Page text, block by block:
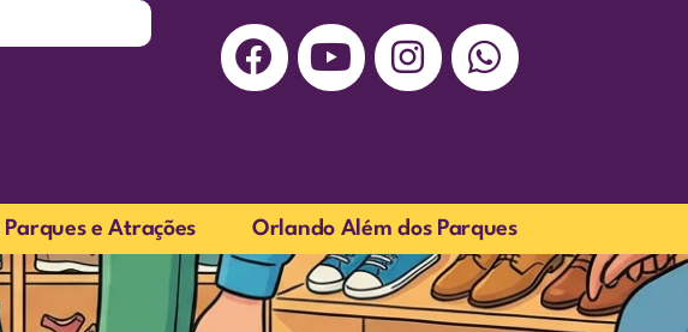
e Atrações Orlando Além dos Parques